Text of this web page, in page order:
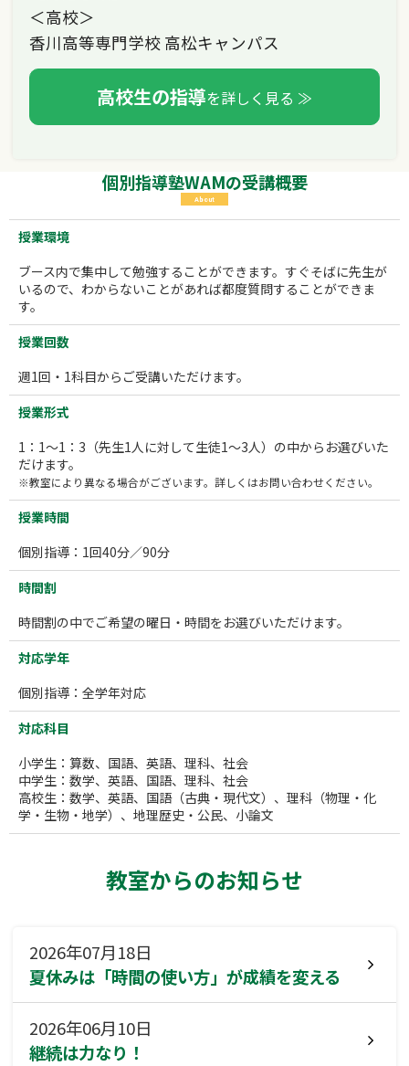
＜高校＞
香川高等専門学校 高松キャンパス
高校生の指導を詳しく見る ≫
個別指導塾WAMの受講概要
About
授業環境
ブース内で集中して勉強することができます。すぐそばに先生が
いるので、わからないことがあれば都度質問することができま
す。
授業回数
週1回・1科目からご受講いただけます。
授業形式
1：1～1：3（先生1人に対して生徒1～3人）の中からお選びいた
だけます。
※教室により異なる場合がございます。詳しくはお問い合わせください。
授業時間
個別指導：1回40分／90分
時間割
時間割の中でご希望の曜日・時間をお選びいただけます。
対応学年
個別指導：全学年対応
対応科目
小学生：算数、国語、英語、理科、社会
中学生：数学、英語、国語、理科、社会
高校生：数学、英語、国語（古典・現代文）、理科（物理・化
学・生物・地学）、地理歴史・公民、小論文
教室からのお知らせ
2026年07月18日
夏休みは「時間の使い方」が成績を変える
2026年06月10日
継続は力なり！